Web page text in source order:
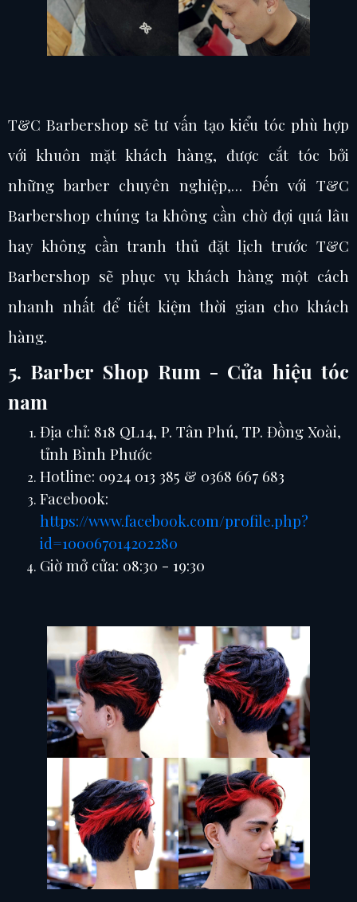
T&C Barbershop sẽ tư vấn tạo kiểu tóc phù hợp
với khuôn mặt khách hàng, được cắt tóc bởi
những barber chuyên nghiệp,… Đến với T&C
Barbershop chúng ta không cần chờ đợi quá lâu
hay không cần tranh thủ đặt lịch trước T&C
Barbershop sẽ phục vụ khách hàng một cách
nhanh nhất để tiết kiệm thời gian cho khách
hàng.
5. Barber Shop Rum - Cửa hiệu tóc
nam
Địa chỉ: 818 QL14, P. Tân Phú, TP. Đồng Xoài,
tỉnh Bình Phước
Hotline: 0924 013 385 & 0368 667 683
Facebook:
https://www.facebook.com/profile.php?
id=100067014202280
Giờ mở cửa: 08:30 - 19:30